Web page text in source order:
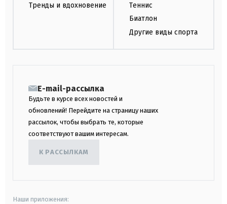
Тренды и вдохновение
Теннис
Биатлон
Другие виды спорта
E-mail-рассылка
Будьте в курсе всех новостей и
обновлений! Перейдите на страницу наших
рассылок, чтобы выбрать те, которые
соответствуют вашим интересам.
К РАССЫЛКАМ
Наши приложения: